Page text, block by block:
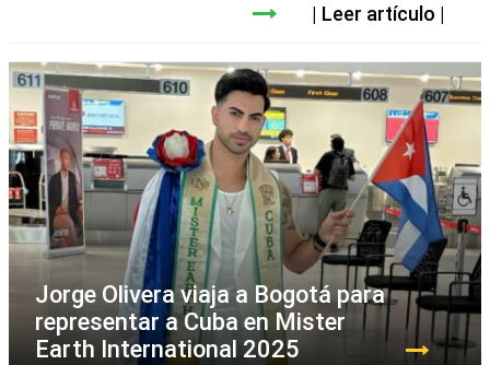
Leer artículo
Jorge Olivera viaja a Bogotá para
representar a Cuba en Mister
Earth International 2025